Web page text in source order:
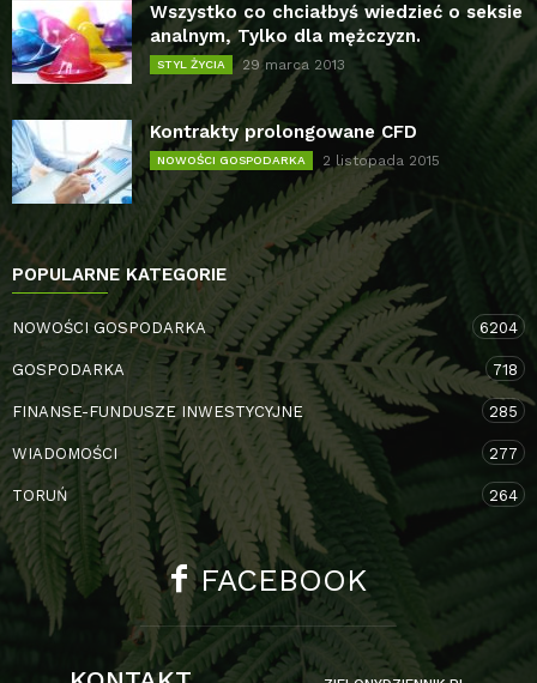
Wszystko co chciałbyś wiedzieć o seksie
analnym, Tylko dla mężczyzn.
STYL ŻYCIA 29 marca 2013
Kontrakty prolongowane CFD
NOWOŚCI GOSPODARKA 2 listopada 2015
POPULARNE KATEGORIE
NOWOŚCI GOSPODARKA 6204
GOSPODARKA 718
FINANSE-FUNDUSZE INWESTYCYJNE 285
WIADOMOŚCI 277
TORUŃ 264
FACEBOOK